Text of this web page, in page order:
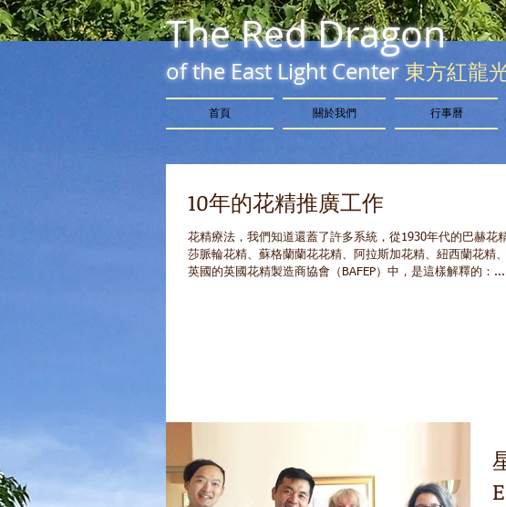
The Red Dragon
of the East Light Center 東方紅龍
首頁 關於我們 行事曆
10年的花精推廣工作
花精療法，我們知道還蓋了許多系統，從1930年代的巴赫
莎脈輪花精、蘇格蘭蘭花花精、阿拉斯加花精、紐西蘭花精
英國的英國花精製造商協會（BAFEP）中，是這樣解釋的：...